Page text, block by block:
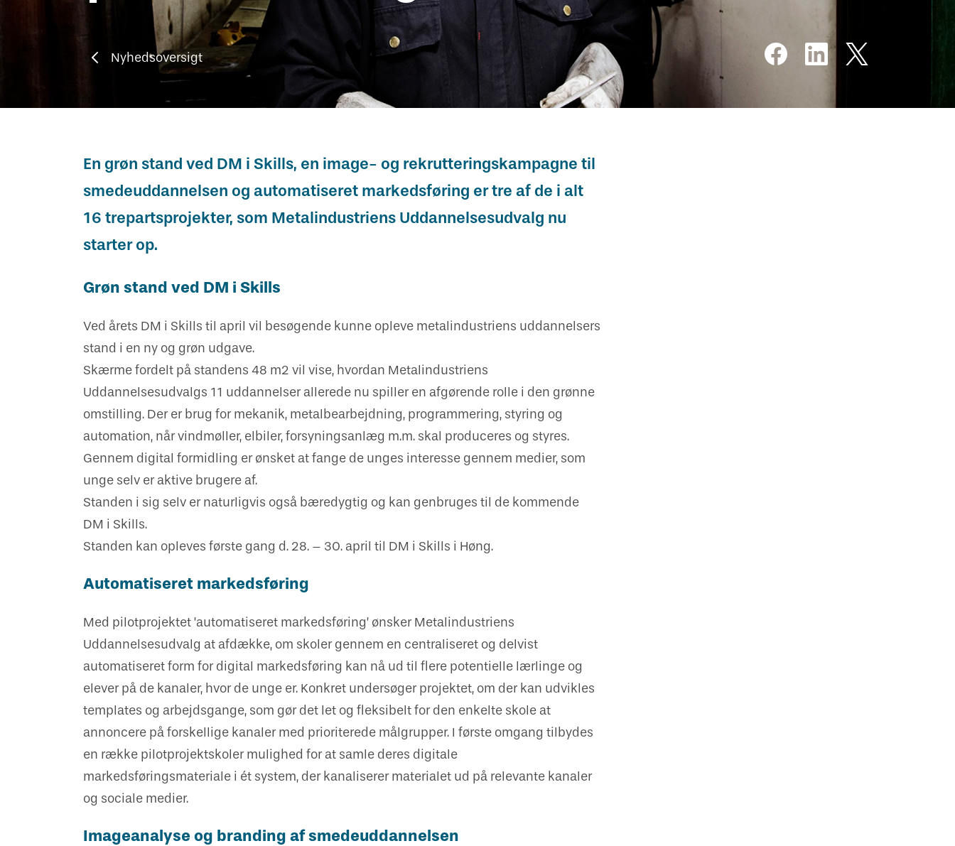
Nyhedsoversigt
En grøn stand ved DM i Skills, en image- og rekrutteringskampagne til
smedeuddannelsen og automatiseret markedsføring er tre af de i alt
16 trepartsprojekter, som Metalindustriens Uddannelsesudvalg nu
starter op.
Grøn stand ved DM i Skills
Ved årets DM i Skills til april vil besøgende kunne opleve metalindustriens uddannelsers
stand i en ny og grøn udgave.
Skærme fordelt på standens 48 m2 vil vise, hvordan Metalindustriens
Uddannelsesudvalgs 11 uddannelser allerede nu spiller en afgørende rolle i den grønne
omstilling. Der er brug for mekanik, metalbearbejdning, programmering, styring og
automation, når vindmøller, elbiler, forsyningsanlæg m.m. skal produceres og styres.
Gennem digital formidling er ønsket at fange de unges interesse gennem medier, som
unge selv er aktive brugere af.
Standen i sig selv er naturligvis også bæredygtig og kan genbruges til de kommende
DM i Skills.
Standen kan opleves første gang d. 28. – 30. april til DM i Skills i Høng.
Automatiseret markedsføring
Med pilotprojektet ’automatiseret markedsføring’ ønsker Metalindustriens
Uddannelsesudvalg at afdække, om skoler gennem en centraliseret og delvist
automatiseret form for digital markedsføring kan nå ud til flere potentielle lærlinge og
elever på de kanaler, hvor de unge er. Konkret undersøger projektet, om der kan udvikles
templates og arbejdsgange, som gør det let og fleksibelt for den enkelte skole at
annoncere på forskellige kanaler med prioriterede målgrupper. I første omgang tilbydes
en række pilotprojektskoler mulighed for at samle deres digitale
markedsføringsmateriale i ét system, der kanaliserer materialet ud på relevante kanaler
og sociale medier.
Imageanalyse og branding af smedeuddannelsen
Vejledning om oplæring
Har du kendskab til bekymrende
oplæringsforhold?